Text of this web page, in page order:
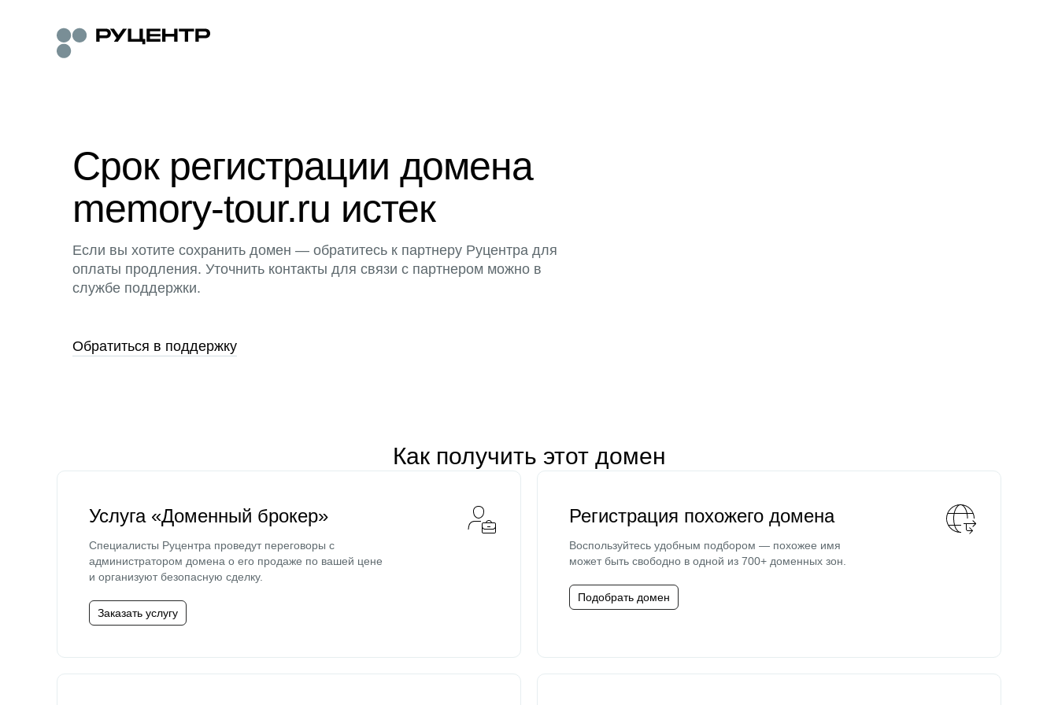
Срок регистрации домена
memory-tour.ru истек
Если вы хотите сохранить домен — обратитесь к партнеру Руцентра для
оплаты продления. Уточнить контакты для связи с партнером можно в
службе поддержки.
Обратиться в поддержку
Как получить этот домен
Услуга «Доменный брокер»
Специалисты Руцентра проведут переговоры с
администратором домена о его продаже по вашей цене
и организуют безопасную сделку.
Заказать услугу
Регистрация похожего домена
Воспользуйтесь удобным подбором — похожее имя
может быть свободно в одной из 700+ доменных зон.
Подобрать домен